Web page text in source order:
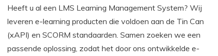
Heeft u al een LMS Learning Management System? Wij
leveren e-learning producten die voldoen aan de Tin Can
(xAPI) en SCORM standaarden. Samen zoeken we een
passende oplossing, zodat het door ons ontwikkelde e-